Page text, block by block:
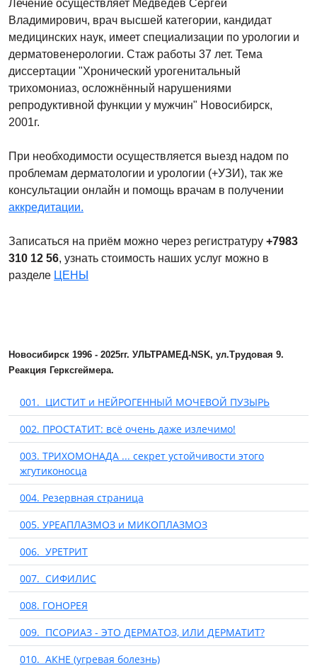
Лечение осуществляет Медведев Сергей
Владимирович, врач высшей категории, кандидат
медицинских наук, имеет специализации по урологии и
дерматовенерологии. Стаж работы 37 лет. Тема
диссертации "Хронический урогенитальный
трихомониаз, осложнённый нарушениями
репродуктивной функции у мужчин" Новосибирск,
2001г.
При необходимости осуществляется выезд надом по
проблемам дерматологии и урологии (+УЗИ), так же
консультации онлайн и помощь врачам в получении
аккредитации.
Записаться на приём можно через регистратуру +7983
310 12 56, узнать стоимость наших услуг можно в
разделе ЦЕНЫ
Новосибирск 1996 - 2025гг. УЛЬТРАМЕД-NSK, ул.Трудовая 9.
Реакция Герксгеймера.
001. ЦИСТИТ и НЕЙРОГЕННЫЙ МОЧЕВОЙ ПУЗЫРЬ
002. ПРОСТАТИТ: всё очень даже излечимо!
003. ТРИХОМОНАДА ... секрет устойчивости этого
жгутиконосца
004. Резервная страница
005. УРЕАПЛАЗМОЗ и МИКОПЛАЗМОЗ
006. УРЕТРИТ
007. СИФИЛИС
008. ГОНОРЕЯ
009. ПСОРИАЗ - ЭТО ДЕРМАТОЗ, ИЛИ ДЕРМАТИТ?
010. АКНЕ (угревая болезнь)